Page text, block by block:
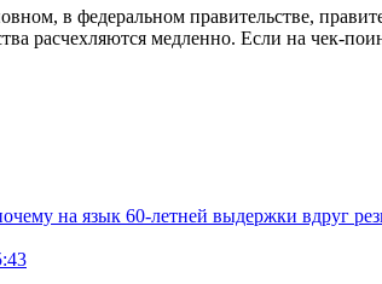
в федеральном правительстве,
расчехляются медленно. Если на чек-
на язык 60-летней выдержки вдруг